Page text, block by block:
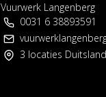
Vuurwerk Langenberg
0031 6 38893591
3 locaties Duitsland